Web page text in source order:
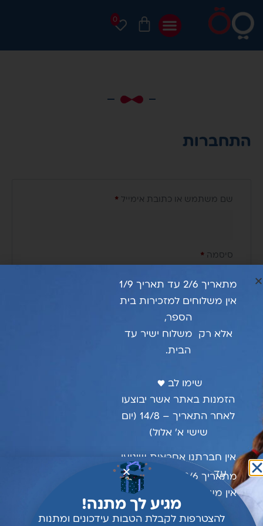
0
התחברות
שם משתמש או כתובת אימייל *
סיסמה *
איפוס סיסמה
כתובת אימייל
מתאריך 2/6 עד תאריך 1/9
אין משלוחים למזכירות בית
הספר,
אלא רק משלוח ישיר עד
הבית.
שימו לב ♥ ️
הזמנות באתר אשר יבוצעו
לאחר התאריך – 14/8 (יום
שישי א’ אלול)
אין חברתנו אחראית שיגיעו
עד ה-1/9 תחילת שנת
נא הקדימו הזמנתכם
מתאריך 2/6 עד תאריך 1/9
אין משלוחים למזכירות בית
הספר,
מגיע לך מתנה!
להצטרפות לקבלת הטבות עידכונים ומתנות